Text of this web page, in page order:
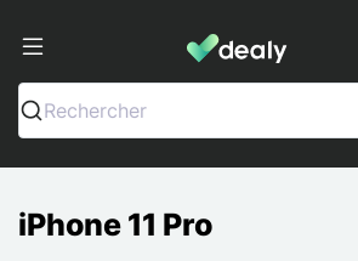
Dealy - Hüllen
Rechercher
iPhone 11 Pro